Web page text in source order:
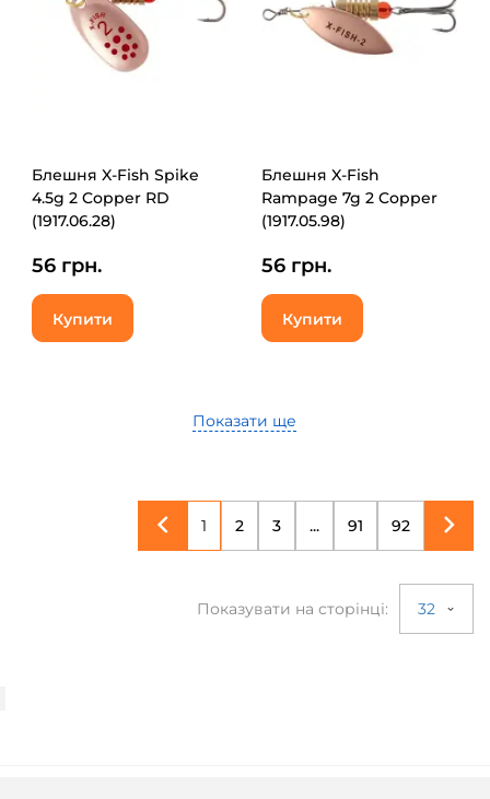
Блешня X-Fish Spike
4.5g 2 Copper RD
(1917.06.28)
56 грн.
Купити
Блешня X-Fish
Rampage 7g 2 Copper
(1917.05.98)
56 грн.
Купити
Показати ще
1 2 3 ... 91 92
Показувати на сторінці: 32